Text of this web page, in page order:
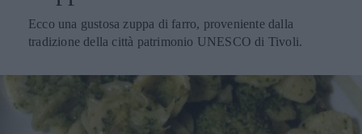
Ecco una gustosa zuppa di farro, proveniente dalla
tradizione della città patrimonio UNESCO di Tivoli.